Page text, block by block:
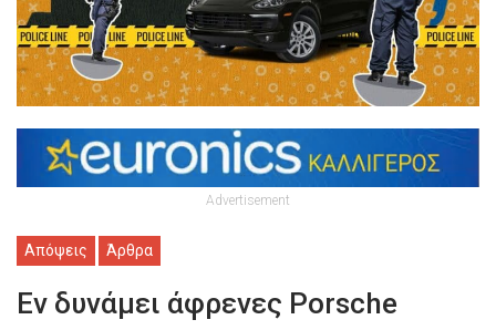
Advertisement
Απόψεις Άρθρα
Εν δυνάμει άφρενες Porsche